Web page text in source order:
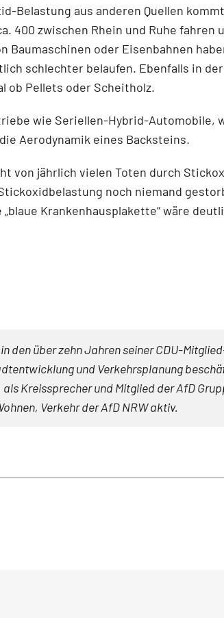
Belastung aus anderen Quellen
400 zwischen Rhein und Ruhe fahren
Baumaschinen oder Eisenbahnen
schlechter belaufen. Ebenfalls in
ob Pellets oder Scheitholz.
wie Seriellen-Hybrid-Automobile,
Aerodynamik eines Backsteins.
von jährlich vielen Toten durch
noch niemand
Krankenhausplakette“ wäre
den über zehn Jahren seiner CDU-
und Verkehrsplanung
Kreissprecher und Mitglied der AfD
Verkehr der AfD NRW aktiv.